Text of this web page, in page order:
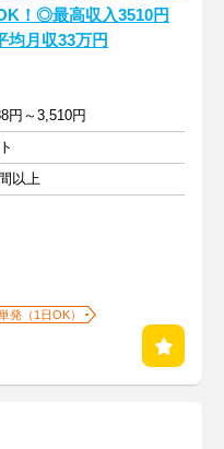
！◎最高収入3510円
均月収33万円
円～3,510円
以上
単発（1日OK）